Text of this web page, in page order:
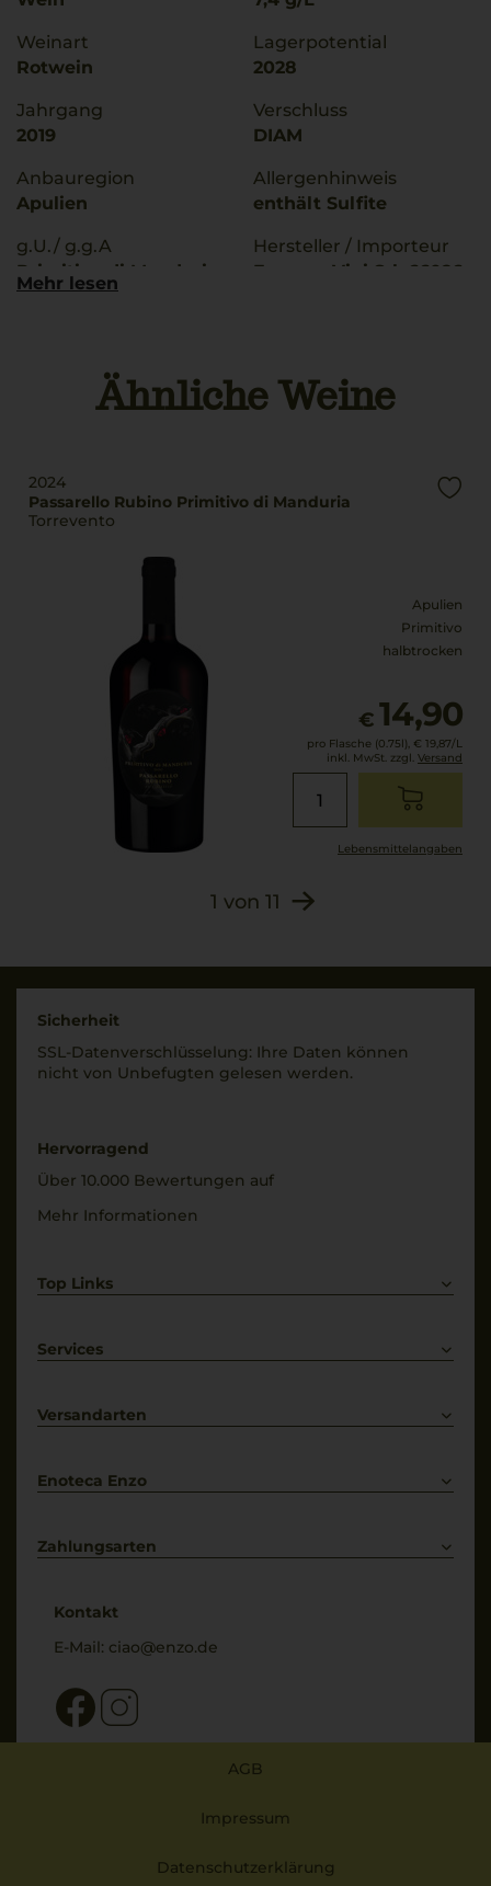
Weinart
Rotwein
Jahrgang
2019
Anbauregion
Apulien
g.U./ g.g.A
Primitivo di Manduria
Rebsorten
Trinktemperatur
18 °C
Lagerpotential
2028
Verschluss
DIAM
Allergenhinweis
enthält Sulfite
Hersteller / Importeur
Farnese Vini Srl, 66026
Füllmenge
halbtrocken
Mehr lesen
Ähnliche Weine
2024
Passarello Rubino Primitivo di Manduria
Torrevento
Apulien
Primitivo
halbtrocken
€ 14,90
pro Flasche (0.75l), € 19,87/L
inkl. MwSt. zzgl. Versand
Lebensmittel­angaben
1 von 11
Sicherheit
SSL-Daten­verschlüs­selung: Ihre Daten können
nicht von Unbe­fugten gelesen werden.
Hervorragend
Über 10.000 Bewertungen auf
Mehr Informationen
Top Links
Weißwein
Services
Kontakt
Versandarten
Enoteca Enzo
Bewertungs-Richtlinien
Zahlungsarten
Kontakt
E-Mail: ciao@enzo.de
AGB
Impressum
Datenschutzerklärung